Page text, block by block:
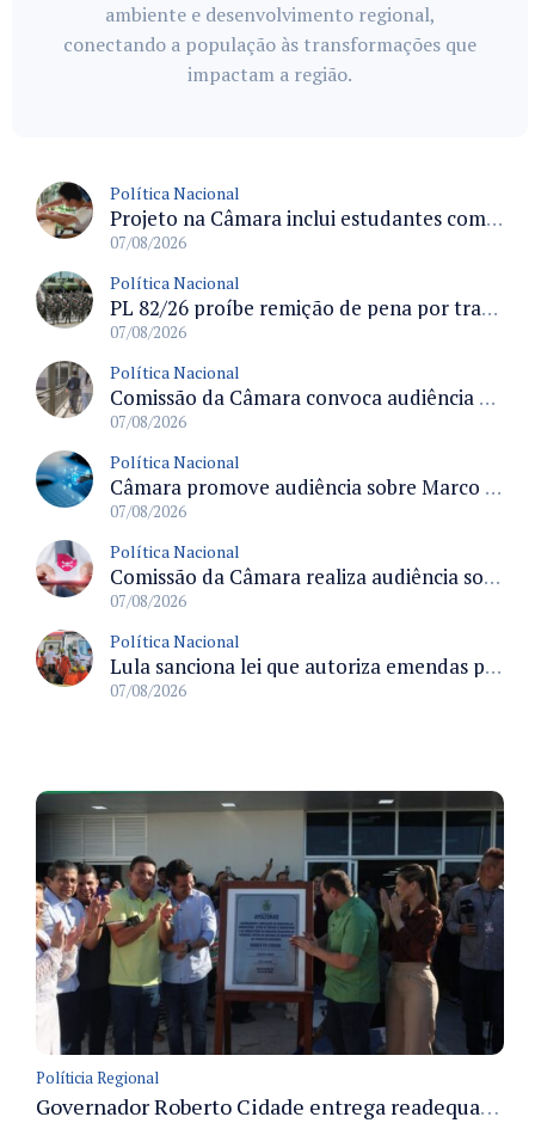
ambiente e desenvolvimento regional,
conectando a população às transformações que
impactam a região.
Política Nacional
Projeto na Câmara inclui estudantes com deficiência no regime escolar especial da LDB e estabelece critérios para frequência
07/08/2026
Política Nacional
PL 82/26 proíbe remição de pena por trabalho em funções militares para condenados por crimes contra o Estado Democrático de Direito
07/08/2026
Política Nacional
Comissão da Câmara convoca audiência para discutir misoginia nas escolas e universidades após divulgação de listas misóginas
07/08/2026
Política Nacional
Câmara promove audiência sobre Marco de Fomento à Economia Digital e impactos da inteligência artificial
07/08/2026
Política Nacional
Comissão da Câmara realiza audiência sobre apostas online para medir o tamanho do mercado ilegal
07/08/2026
Política Nacional
Lula sanciona lei que autoriza emendas parlamentares para atendimento pré-hospitalar pelos bombeiros
07/08/2026
Políticia Regional
Governador Roberto Cidade entrega readequação do ambulatório da FCecon e amplia capacidade de atendimento oncológico em Manaus